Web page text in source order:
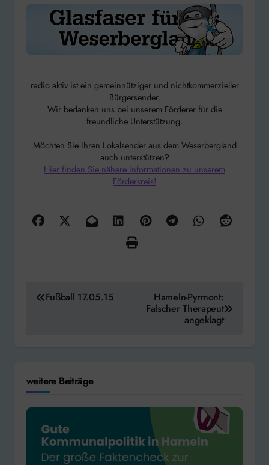
radio aktiv ist ein gemeinnütziger und nichtkommerzieller
Bürgersender.
Wir bedanken uns bei unserem Förderer für die
freundliche Unterstützung.
Möchten Sie Ihren Lokalsender aus dem Weserbergland
auch unterstützen?
Hier finden Sie nähere Informationen zu unserem
Förderkreis!
Beitragsnavigation
Fußball 17.05.15
Hameln-Pyrmont:
Falscher Therapeut
angeklagt
weitere Beiträge